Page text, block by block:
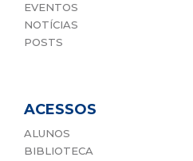
EVENTOS
NOTÍCIAS
POSTS
ACESSOS
ALUNOS
BIBLIOTECA